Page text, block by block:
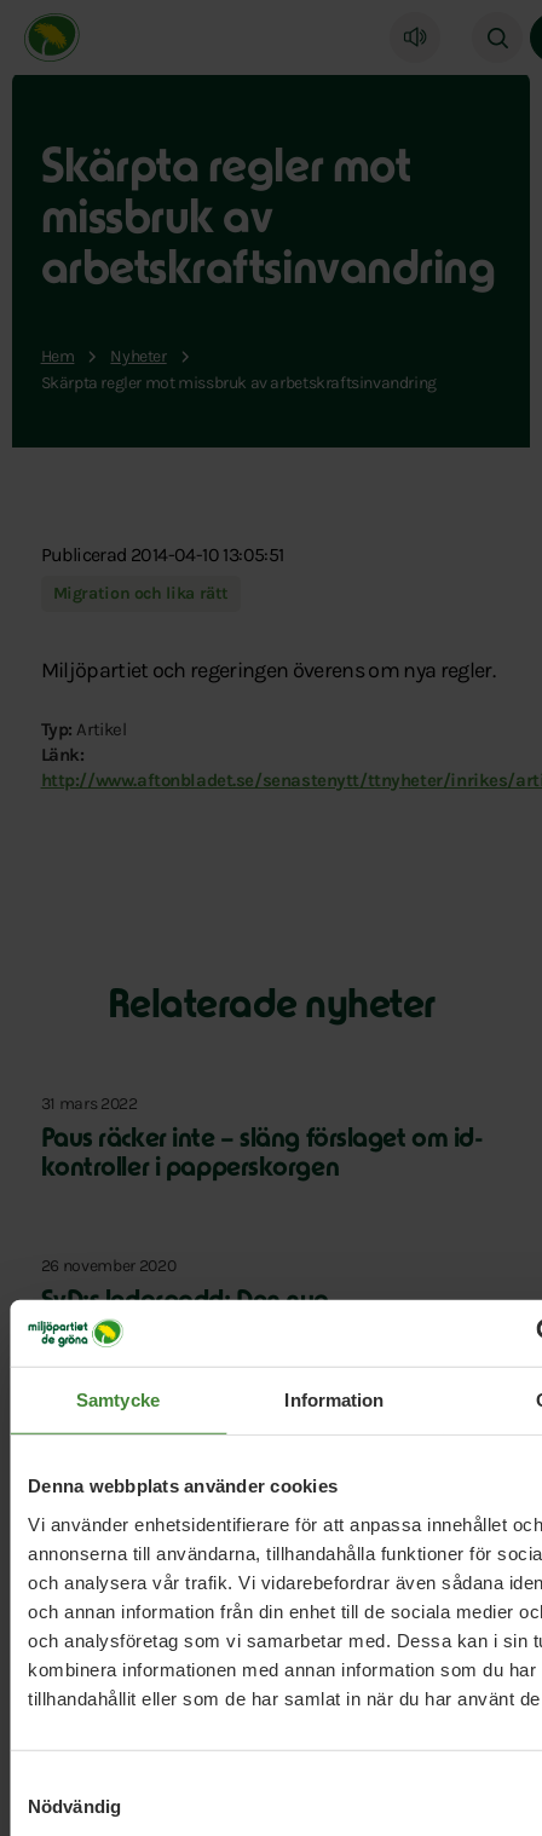
Samtycke Information
Denna webbplats använder cookies
Vi använder enhetsidentifierare för att anpassa innehållet och
annonserna till användarna, tillhandahålla funktioner för
och analysera vår trafik. Vi vidarebefordrar även sådana
och annan information från din enhet till de sociala medier
och analysföretag som vi samarbetar med. Dessa kan i sin
kombinera informationen med annan information som du har
tillhandahållit eller som de har samlat in när du har använt
Nödvändig
Miljöpartiet de gröna, startsida
Skärpta regler mot
missbruk av
arbetskraftsinvandring
Hem
Nyheter
Skärpta regler mot missbruk av arbetskraftsinvandring
Publicerad 2014-04-10 13:05:51
Migration och lika rätt
Miljöpartiet och regeringen överens om nya regler.
Typ: Artikel
Länk:
http://www.aftonbladet.se/senastenytt/ttnyheter/inrikes/
Relaterade nyheter
31 mars 2022
Paus räcker inte – släng förslaget om id-
kontroller i papperskorgen
26 november 2020
SvD:s ledarpodd: Den nya
gymnasielagen
25 november 2020
av vårt samhälle”
Läs alla nyheter